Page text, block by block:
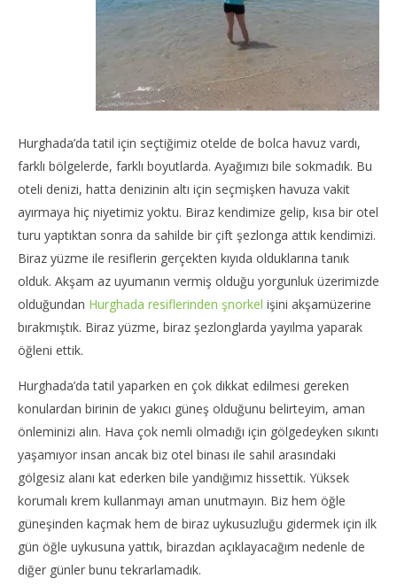
Hurghada’da tatil için seçtiğimiz otelde de bolca havuz vardı,
farklı bölgelerde, farklı boyutlarda. Ayağımızı bile sokmadık. Bu
oteli denizi, hatta denizinin altı için seçmişken havuza vakit
ayırmaya hiç niyetimiz yoktu. Biraz kendimize gelip, kısa bir otel
turu yaptıktan sonra da sahilde bir çift şezlonga attık kendimizi.
Biraz yüzme ile resiflerin gerçekten kıyıda olduklarına tanık
olduk. Akşam az uyumanın vermiş olduğu yorgunluk üzerimizde
olduğundan Hurghada resiflerinden şnorkel işini akşamüzerine
bırakmıştık. Biraz yüzme, biraz şezlonglarda yayılma yaparak
öğleni ettik.
Hurghada’da tatil yaparken en çok dikkat edilmesi gereken
konulardan birinin de yakıcı güneş olduğunu belirteyim, aman
önleminizi alın. Hava çok nemli olmadığı için gölgedeyken sıkıntı
yaşamıyor insan ancak biz otel binası ile sahil arasındaki
gölgesiz alanı kat ederken bile yandığımız hissettik. Yüksek
korumalı krem kullanmayı aman unutmayın. Biz hem öğle
güneşinden kaçmak hem de biraz uykusuzluğu gidermek için ilk
gün öğle uykusuna yattık, birazdan açıklayacağım nedenle de
diğer günler bunu tekrarlamadık.